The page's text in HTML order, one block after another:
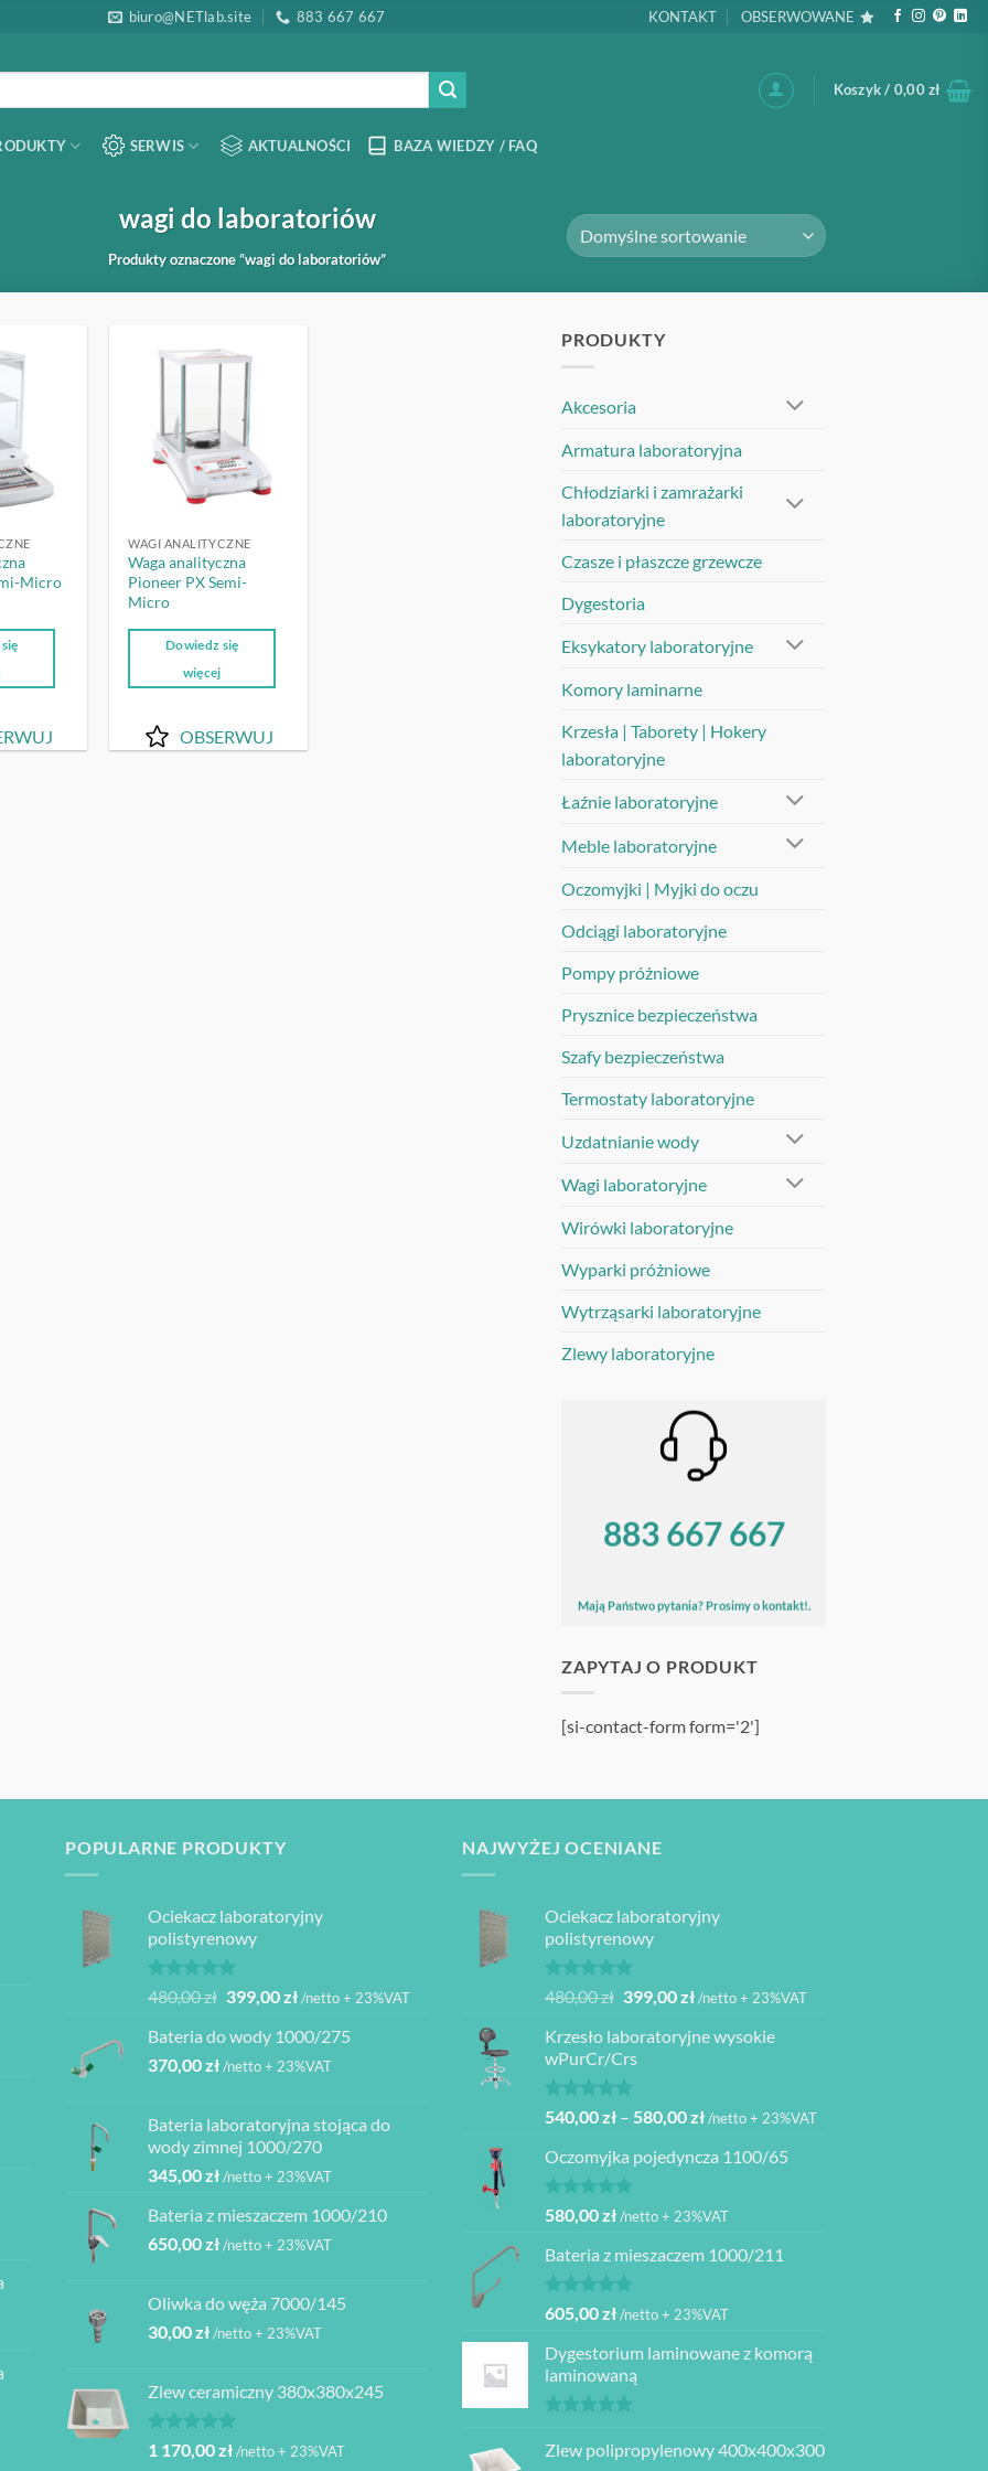
biuro@NETlab.site 883 667 667 KONTAKT OBSERWOWANE
Koszyk / 0,00zł
SERWIS AKTUALNOŚCI BAZA WIEDZY / FAQ
wagi do laboratoriów
Produkty oznaczone “wagi do laboratoriów”
Micro
WAGI ANALITYCZNE
Waga analityczna
Pioneer PX Semi-
Micro
Dowiedz się
więcej
OBSERWUJ
PRODUKTY
Akcesoria
Armatura laboratoryjna
Chłodziarki i zamrażarki
laboratoryjne
Czasze i płaszcze grzewcze
Dygestoria
Eksykatory laboratoryjne
Komory laminarne
Krzesła | Taborety | Hokery
laboratoryjne
Łaźnie laboratoryjne
Meble laboratoryjne
Oczomyjki | Myjki do oczu
Odciągi laboratoryjne
Pompy próżniowe
Prysznice bezpieczeństwa
Szafy bezpieczeństwa
Termostaty laboratoryjne
Uzdatnianie wody
Wagi laboratoryjne
Wirówki laboratoryjne
Wyparki próżniowe
Wytrząsarki laboratoryjne
Zlewy laboratoryjne
883 667 667
Mają Państwo pytania? Prosimy o kontakt!.
ZAPYTAJ O PRODUKT
[si-contact-form form='2']
POPULARNE PRODUKTY
Ociekacz laboratoryjny
polistyrenowy
Oceniono
na 5
480,00zł Pierwotna
wynosiła:
480,00 zł.
399,00złAktualna
wynosi:
399,00 zł.
/netto + 23%VAT
Bateria do wody 1000/275
370,00zł/netto + 23%VAT
Bateria laboratoryjna stojąca do
wody zimnej 1000/270
345,00zł/netto + 23%VAT
Bateria z mieszaczem 1000/210
650,00zł/netto + 23%VAT
Oliwka do węża 7000/145
30,00zł/netto + 23%VAT
Zlew ceramiczny 380x380x245
Oceniono
na 5
1 170,00zł/netto + 23%VAT
NAJWYŻEJ OCENIANE
Ociekacz laboratoryjny
polistyrenowy
Oceniono
na 5
480,00zł Pierwotna
wynosiła:
480,00 zł.
399,00złAktualna
wynosi:
/netto + 23%VAT
Krzesło laboratoryjne wysokie
wPurCr/Crs
Oceniono
na 5
540,00zł – 580,00złZakres
od
do
/netto + 23%VAT
Oczomyjka pojedyncza 1100/65
Oceniono
na 5
580,00zł/netto + 23%VAT
Bateria z mieszaczem 1000/211
Oceniono
na 5
605,00zł/netto + 23%VAT
Dygestorium laminowane z komorą
laminowaną
5.00na 5
Zlew polipropylenowy 400x400x300